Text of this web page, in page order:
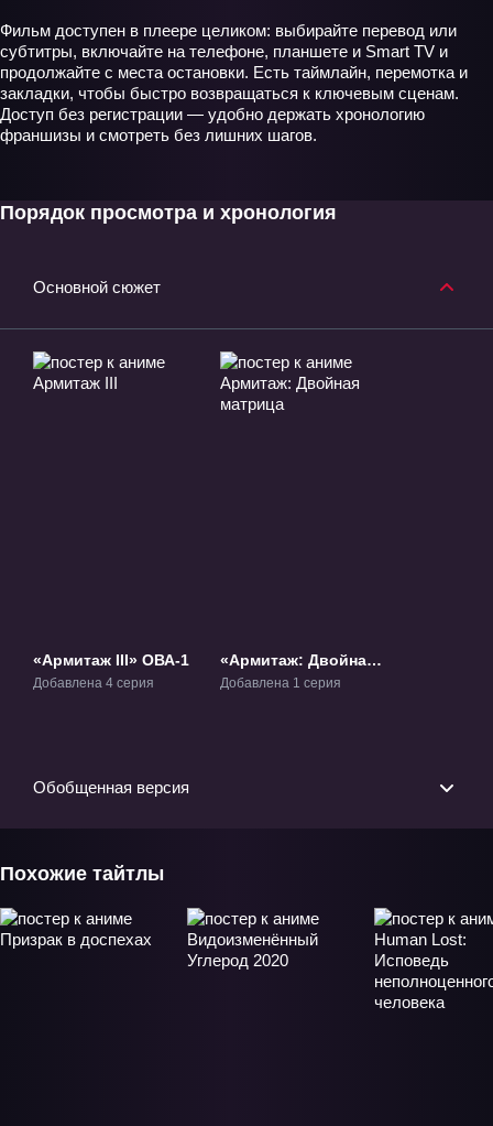
Фильм доступен в плеере целиком: выбирайте перевод или
субтитры, включайте на телефоне, планшете и Smart TV и
продолжайте с места остановки. Есть таймлайн, перемотка и
закладки, чтобы быстро возвращаться к ключевым сценам.
Доступ без регистрации — удобно держать хронологию
франшизы и смотреть без лишних шагов.
Порядок просмотра и хронология
Основной сюжет
«Армитаж III» ОВА-1
Добавлена 4 серия
«Армитаж: Двойная
матрица» Фильм-1
Добавлена 1 серия
Обобщенная версия
Похожие тайтлы